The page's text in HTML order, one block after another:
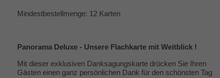
Mindestbestellmenge: 12 Karten
Panorama Deluxe - Unsere Flachkarte mit Weitblick !
Mit dieser exklusiven Danksagungskarte drücken Sie Ihren
Gästen einen ganz persönlichen Dank für den schönsten Tag